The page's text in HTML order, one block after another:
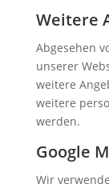
Weitere
Abgesehen
unserer
weitere
weitere
werden.
Google
Wir